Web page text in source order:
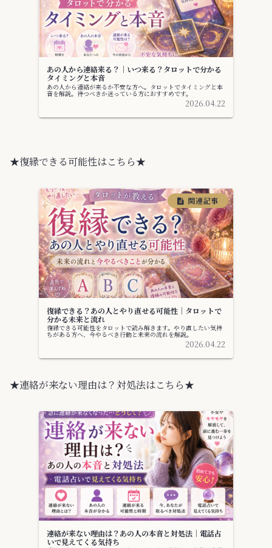
あの人から連絡来る？｜いつ来る？タロットで分かる
タイミングと本音
あの人から連絡が来るか不安な方へ。タロットでタイミングと本
音を解説。待つべきか迷っている方におすすめです。
2026.04.22
★復縁できる可能性はこちら★
復縁できる？あの人とやり直せる可能性｜タロットで
分かる未来と流れ
復縁できる可能性をタロットで読み解きます。やり直したい気持
ちがある方へ、今やるべき行動と未来の流れを解説。
2026.04.22
★連絡が来ない理由は？対処法はこちら★
連絡が来ない理由は？あの人の本音と対処法｜電話占
いで見えてくる気持ち